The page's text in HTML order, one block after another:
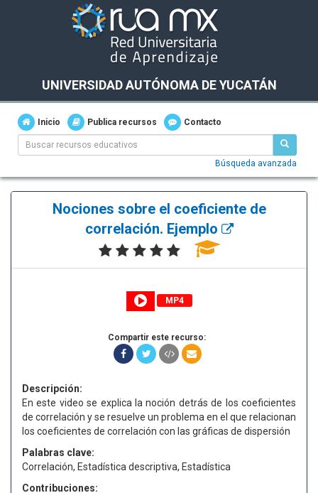
UNIVERSIDAD AUTÓNOMA DE YUCATÁN
Inicio Publica recursos Contacto
Búsqueda avanzada
Nociones sobre el coeficiente de
correlación. Ejemplo
MP4
Compartir este recurso:
Descripción:
En este video se explica la noción detrás de los coeficientes
de correlación y se resuelve un problema en el que relacionan
los coeficientes de correlación con las gráficas de dispersión
Palabras clave:
Correlación, Estadística descriptiva, Estadística
Contribuciones: